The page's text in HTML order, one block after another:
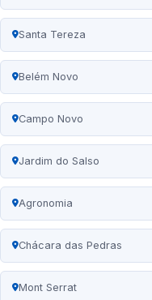
Santa Tereza
Belém Novo
Campo Novo
Jardim do Salso
Agronomia
Chácara das Pedras
Mont Serrat